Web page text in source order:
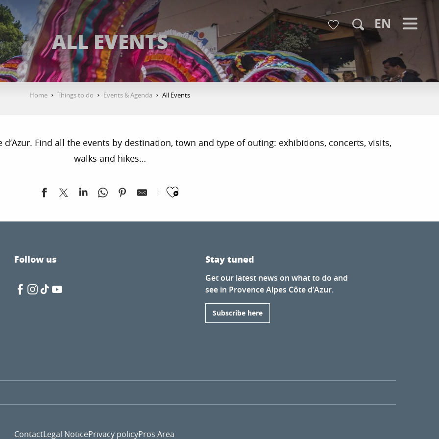
Voir les favoris
Search
EN
ALL EVENTS
Home Things to do Events & Agenda All Events
d’Azur. Find all the events by destination, town and type of outing: exhibitions, concerts, visits,
walks and hikes…
Ajouter aux favoris
Follow us Stay tuned
Get our latest news on what to do and
see in Provence Alpes Côte d’Azur.
Subscribe here
ContactLegal NoticePrivacy policyPros Area